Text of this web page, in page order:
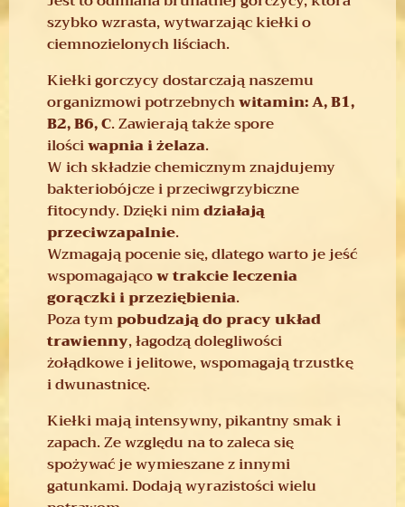
szybko wzrasta, wytwarzając kiełki o
ciemnozielonych liściach.
Kiełki gorczycy dostarczają naszemu
organizmowi potrzebnychwitamin: A, B1,
B2, B6, C. Zawierają także spore
ilościwapnia i żelaza.
W ich składzie chemicznym znajdujemy
bakteriobójcze i przeciwgrzybiczne
fitocyndy. Dzięki nimdziałają
przeciwzapalnie.
Wzmagają pocenie się, dlatego warto je jeść
wspomagającow trakcie leczenia
gorączki i przeziębienia.
Poza tympobudzają do pracy układ
trawienny, łagodzą dolegliwości
żołądkowe i jelitowe, wspomagają trzustkę
i dwunastnicę.
Kiełki mają intensywny, pikantny smak i
zapach. Ze względu na to zaleca się
spożywać je wymieszane z innymi
gatunkami. Dodają wyrazistości wielu